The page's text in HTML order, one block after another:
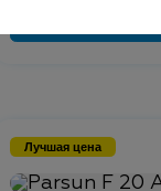
Лучшая цена